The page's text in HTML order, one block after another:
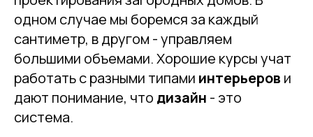
одном случае мы боремся за каждый
сантиметр, в другом - управляем
большими объемами. Хорошие курсы учат
работать с разными типами интерьеров и
дают понимание, что дизайн - это
система.